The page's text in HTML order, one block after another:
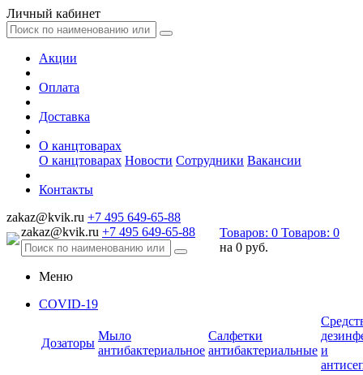
Личный кабинет
Акции
Оплата
Доставка
О канцтоварах
О канцтоварах Новости Сотрудники Вакансии
Контакты
zakaz@kvik.ru +7 495 649-65-88
zakaz@kvik.ru +7 495 649-65-88 Товаров: 0 Товаров: 0
на 0 руб.
Меню
COVID-19
Дозаторы
Мыло
антибактериальное
Салфетки
антибактериальные и